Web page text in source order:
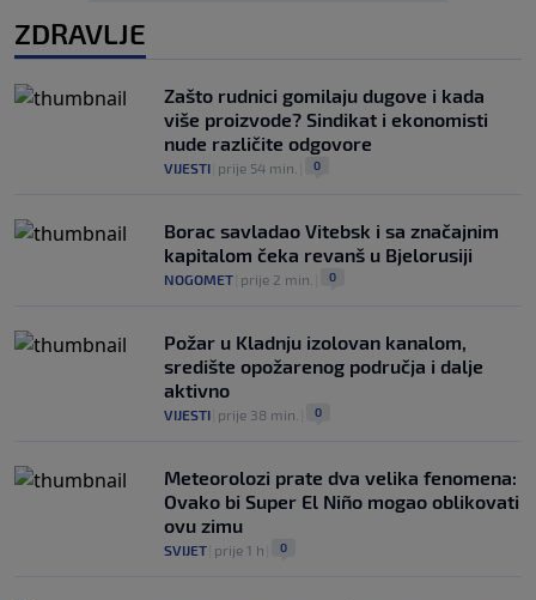
ZDRAVLJE
Zašto rudnici gomilaju dugove i kada
više proizvode? Sindikat i ekonomisti
nude različite odgovore
VIJESTI prije 54 min. 0
Borac savladao Vitebsk i sa značajnim
kapitalom čeka revanš u Bjelorusiji
NOGOMET prije 2 min. 0
Požar u Kladnju izolovan kanalom,
središte opožarenog područja i dalje
aktivno
VIJESTI prije 38 min. 0
Meteorolozi prate dva velika fenomena:
Ovako bi Super El Niño mogao oblikovati
ovu zimu
SVIJET prije 1 h 0